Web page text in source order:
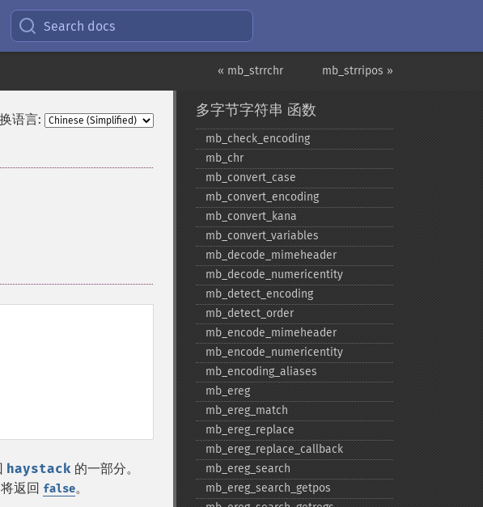
Search docs
mb_strripos »
« mb_strrchr
语言:
haystack 的一部分。
返回 false。
多字节字符串 函数
mb_​check_​encoding
mb_​chr
mb_​convert_​case
mb_​convert_​encoding
mb_​convert_​kana
mb_​convert_​variables
mb_​decode_​mimeheader
mb_​decode_​numericentity
mb_​detect_​encoding
mb_​detect_​order
mb_​encode_​mimeheader
mb_​encode_​numericentity
mb_​encoding_​aliases
mb_​ereg
mb_​ereg_​match
mb_​ereg_​replace
mb_​ereg_​replace_​callback
mb_​ereg_​search
mb_​ereg_​search_​getpos